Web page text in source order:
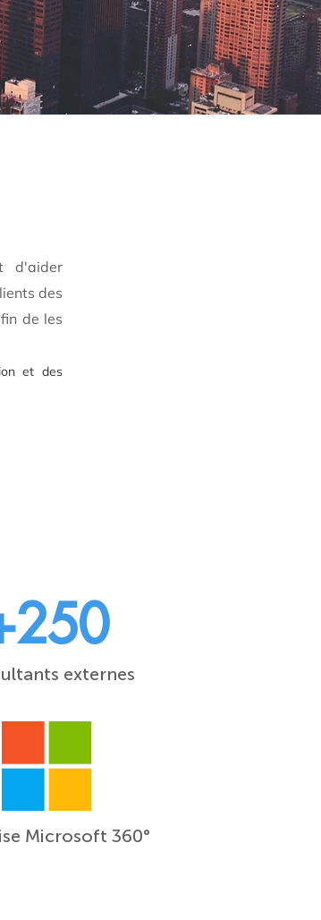
d'aider
des
de les
et des
externes
Microsoft 360°